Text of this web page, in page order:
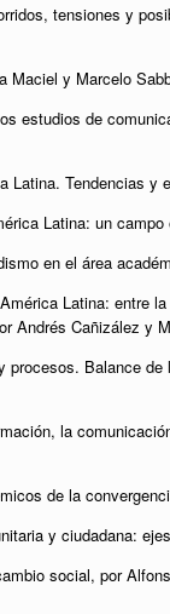
tensiones y
Maciel y Marcelo
estudios de
Latina. Tendencias
Latina: un
en el área
Latina: entre
Andrés Cañizález y
procesos. Balance
la
de la
y ciudadana:
social, por